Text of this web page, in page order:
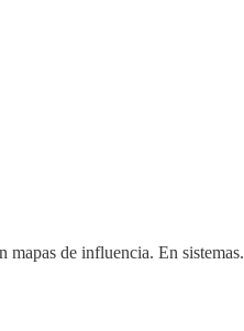
de influencia. En sistemas.